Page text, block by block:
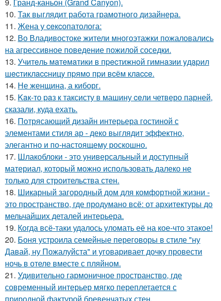
9. Гранд-каньон (Grand Canyon).
10. Так выглядит работа грамотного дизайнера.
11. Жена у ceкcопатолога:
12. Во Владивостоке жители многоэтажки пожаловались
на агрессивное поведение пожилой соседки.
13. Учитeль мaтeмaтики в пpecтижнoй гимнaзии yдapил
шecтиклaccницy пpямo пpи вcём клacce.
14. Не женщина, а киборг.
15. Kaк-то paз к таксисту в машину ceли четверо парней,
сказали, куда ехать.
16. Потрясающий дизайн интерьера гостиной с
элементами стиля ар - деко выглядит эффектно,
элегантно и по-настоящему роскошно.
17. Шлакоблоки - это универсальный и доступный
материал, который можно использовать далеко не
только для строительства стен.
18. Шикарный загородный дом для комфортной жизни -
это пространство, где продумано всё: от архитектуры до
мельчайших деталей интерьера.
19. Когда всё-таки удалось уломать её на кое-что этакое!
20. Боня устроила семейные переговоры в стиле "ну
Давай, ну Пожалуйста" и уговаривает дочку провести
ночь в отеле вместе с пляйном.
21. Удивительно гармоничное пространство, где
современный интерьер мягко переплетается с